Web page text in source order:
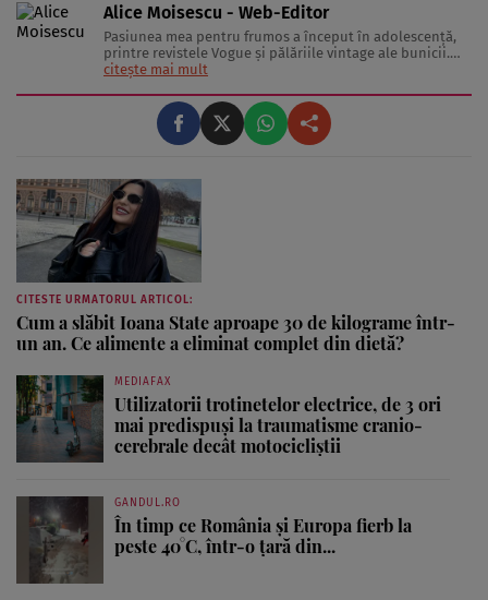
Alice Moisescu - Web-Editor
Pasiunea mea pentru frumos a început în adolescență,
printre revistele Vogue și pălăriile vintage ale bunicii.
Astăzi, am transformat acea fascinație într-o misiune:
frumos. Pentru a înțelege secretele din spatele hainelor,
citește mai mult
CITESTE URMATORUL ARTICOL:
Cum a slăbit Ioana State aproape 30 de kilograme într-
un an. Ce alimente a eliminat complet din dietă?
MEDIAFAX
Utilizatorii trotinetelor electrice, de 3 ori
mai predispuși la traumatisme cranio-
cerebrale decât motocicliștii
GANDUL.RO
În timp ce România și Europa fierb la
peste 40°C, într-o țară din...